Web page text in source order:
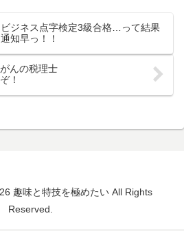
ビジネス点字検定3級合格…って結果
通知早っ！！
んの税理士
！
趣味と特技を極めたい All Rights
Reserved.